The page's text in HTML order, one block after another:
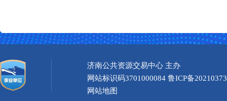
济南公共资源交易中心 主办
网站标识码3701000084 鲁ICP备
网站地图